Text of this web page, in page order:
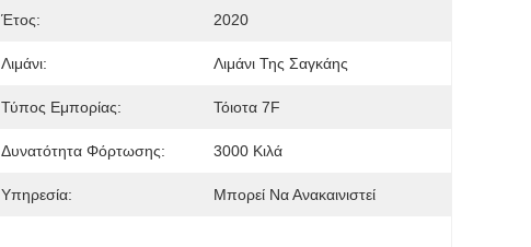
Έτος: 2020
Λιμάνι: Λιμάνι Της Σαγκάης
Τύπος Εμπορίας: Τόιοτα 7F
Δυνατότητα Φόρτωσης: 3000 Κιλά
Υπηρεσία: Μπορεί Να Ανακαινιστεί